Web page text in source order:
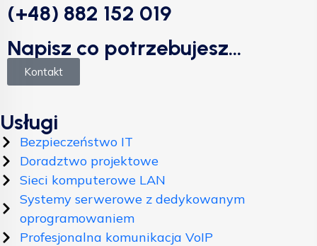
(+48) 882 152 019
Napisz co potrzebujesz...
Kontakt
Usługi
Bezpieczeństwo IT
Doradztwo projektowe
Sieci komputerowe LAN
Systemy serwerowe z dedykowanym
oprogramowaniem
Profesjonalna komunikacja VoIP